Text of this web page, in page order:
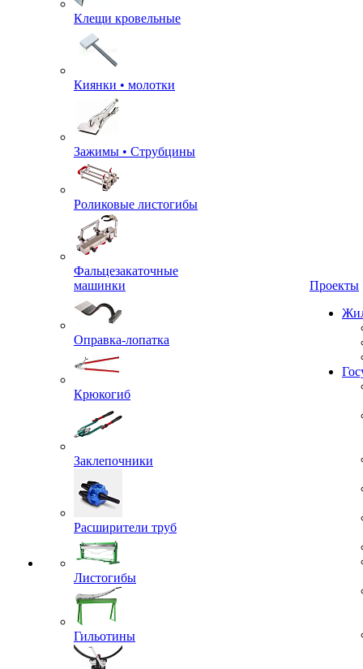
Клещи кровельные
Киянки • молотки
Зажимы • Струбцины
Роликовые листогибы
Фальцезакаточные
машинки
Оправка-лопатка
Крюкогиб
Заклепочники
Расширители труб
Листогибы
Гильотины
Проекты